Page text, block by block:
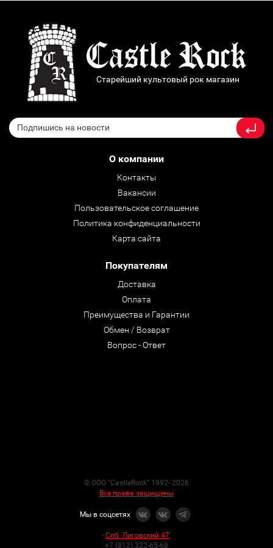
Старейший культовый рок магазин
О компании
Контакты
Вакансии
Пользовательское соглашение
Политика конфиденциальности
Карта сайта
Покупателям
Доставка
Оплата
Преимущества и Гарантии
Обмен / Возврат
Вопрос - Ответ
© ООО "CastleRock" 1992- 2026
Все права защищены
Мы в соцсетях
- Спб. Лиговский 47:
+7 (812) 322-65-68